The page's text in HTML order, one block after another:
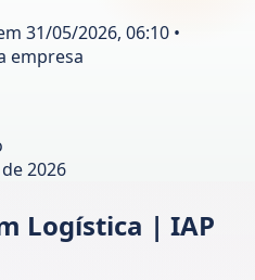
31/05/2026, 06:10 •
empresa
2026
Logística | IAP